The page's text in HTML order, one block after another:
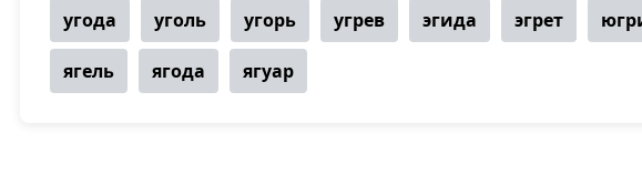
угода уголь угорь угрев эгида эгрет
ягель ягода ягуар